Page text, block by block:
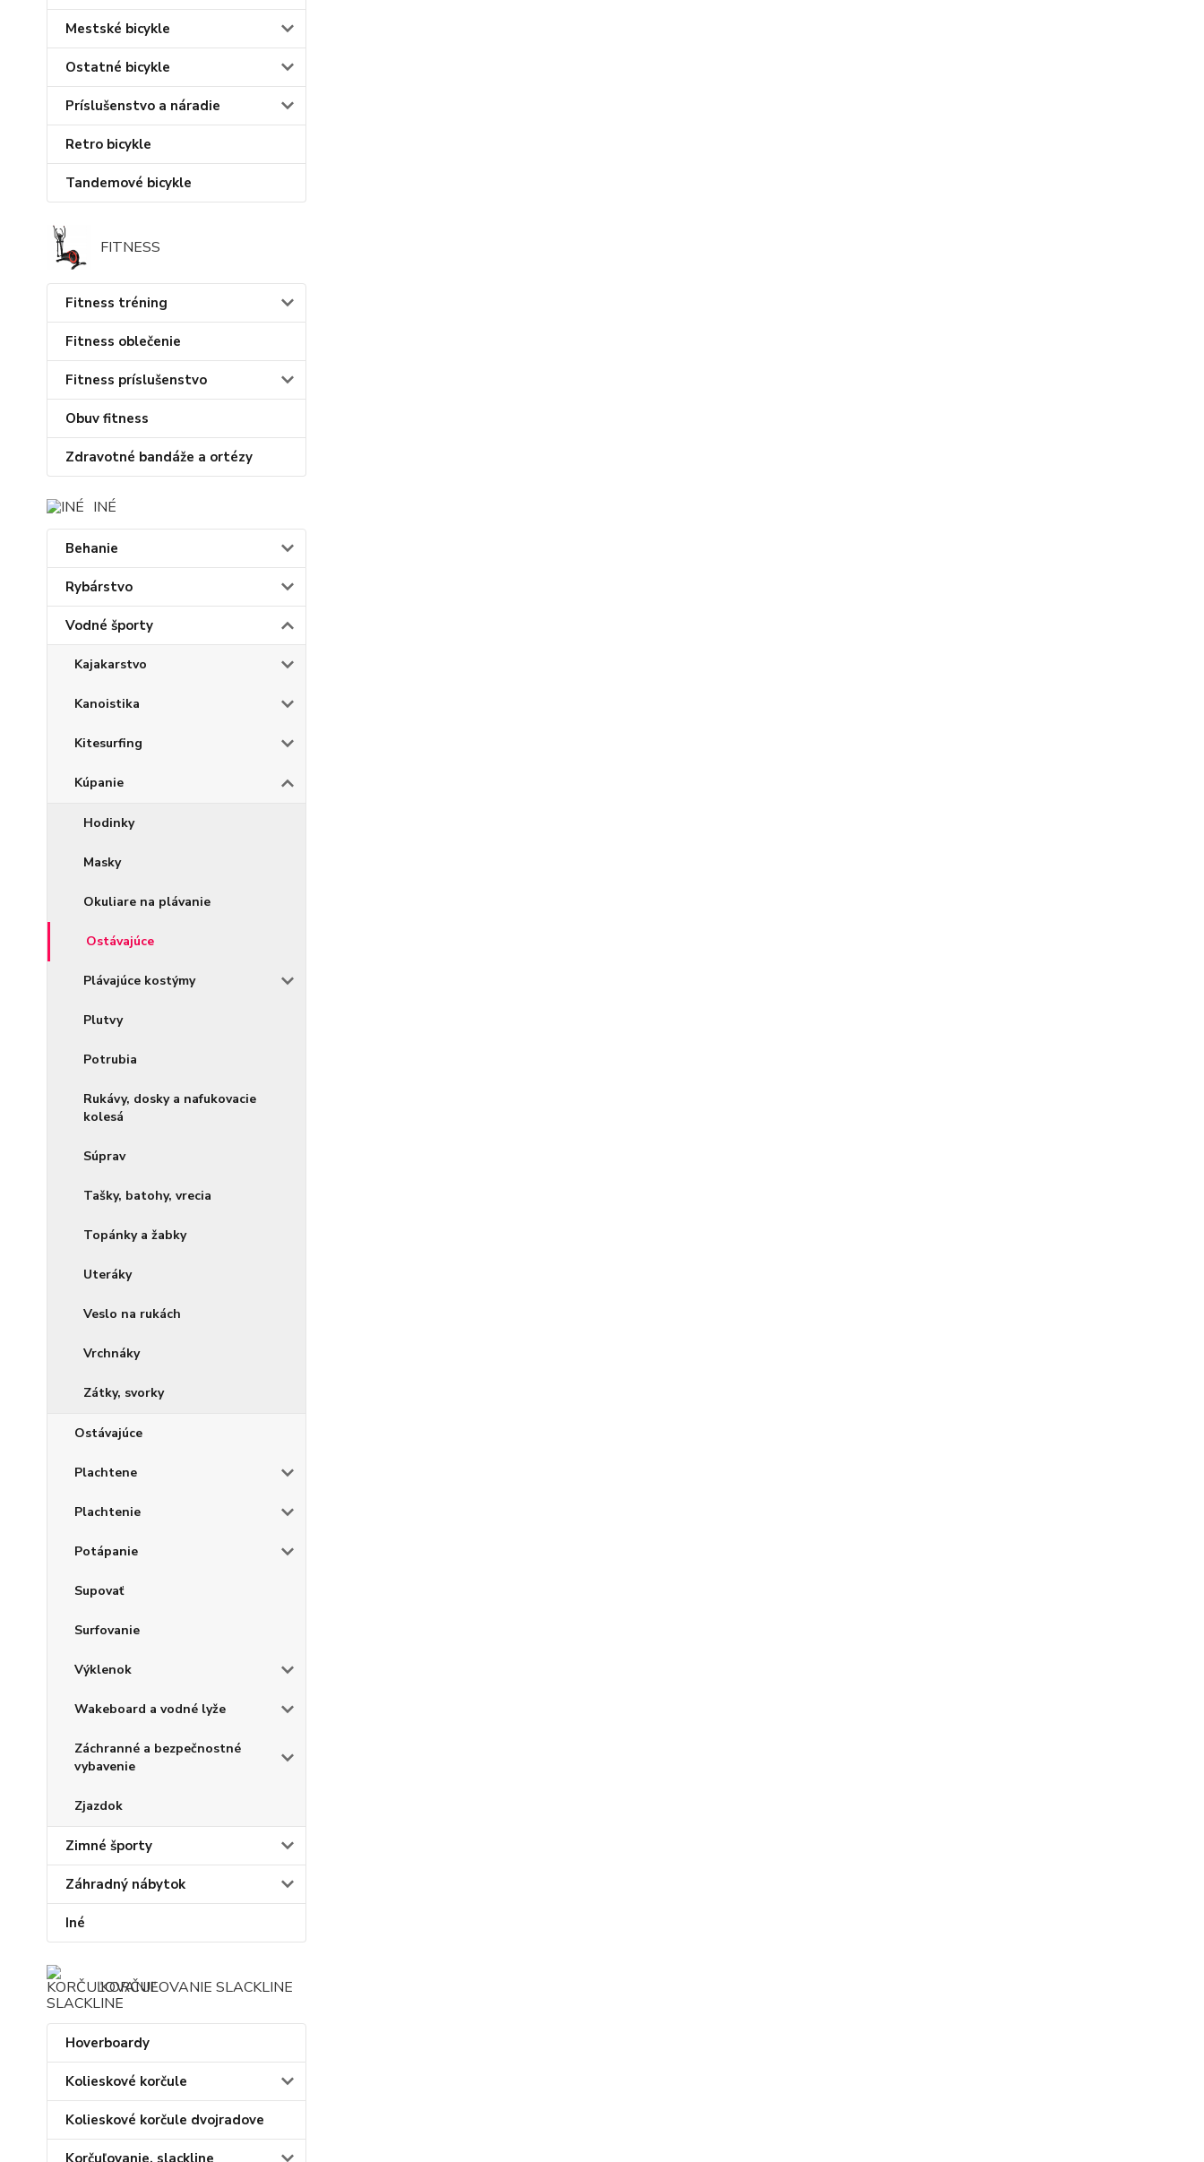
Mestské bicykle
Ostatné bicykle
Príslušenstvo a náradie
Retro bicykle
Tandemové bicykle
FITNESS
Fitness tréning
Fitness oblečenie
Fitness príslušenstvo
Obuv fitness
Zdravotné bandáže a ortézy
INÉ
Behanie
Rybárstvo
Vodné športy
Kajakarstvo
Kanoistika
Kitesurfing
Kúpanie
Hodinky
Masky
Okuliare na plávanie
Ostávajúce
Plávajúce kostýmy
Plutvy
Potrubia
Rukávy, dosky a nafukovacie
kolesá
Súprav
Tašky, batohy, vrecia
Topánky a žabky
Uteráky
Veslo na rukách
Vrchnáky
Zátky, svorky
Ostávajúce
Plachtene
Plachtenie
Potápanie
Supovať
Surfovanie
Výklenok
Wakeboard a vodné lyže
Záchranné a bezpečnostné
vybavenie
Zjazdok
Zimné športy
Záhradný nábytok
Iné
KORČUĽOVANIE SLACKLINE
Hoverboardy
Kolieskové korčule
Kolieskové korčule dvojradove
Korčuľovanie, slackline